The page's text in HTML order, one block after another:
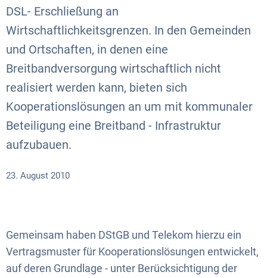
DSL- Erschließung an
Wirtschaftlichkeitsgrenzen. In den Gemeinden
und Ortschaften, in denen eine
Breitbandversorgung wirtschaftlich nicht
realisiert werden kann, bieten sich
Kooperationslösungen an um mit kommunaler
Beteiligung eine Breitband - Infrastruktur
aufzubauen.
23. August 2010
Gemeinsam haben DStGB und Telekom hierzu ein
Vertragsmuster für Kooperationslösungen entwickelt,
auf deren Grundlage - unter Berücksichtigung der